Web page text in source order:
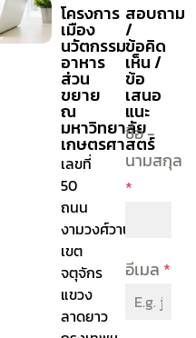
โครงการ
เมือง
นวัตกรรม
อาหาร
ส่วน
ขยาย
ณ
มหาวิทยาลัย
เกษตรศาสตร์
เลขที่
50
ถนน
งามวงศ์วาน
เขต
จตุจักร
แขวง
ลาดยาว
สอบถาม
/
ข้อคิด
เห็น /
ข้อ
เสนอ
แนะ
ชื่อ -
นามสกุล
*
อีเมล *